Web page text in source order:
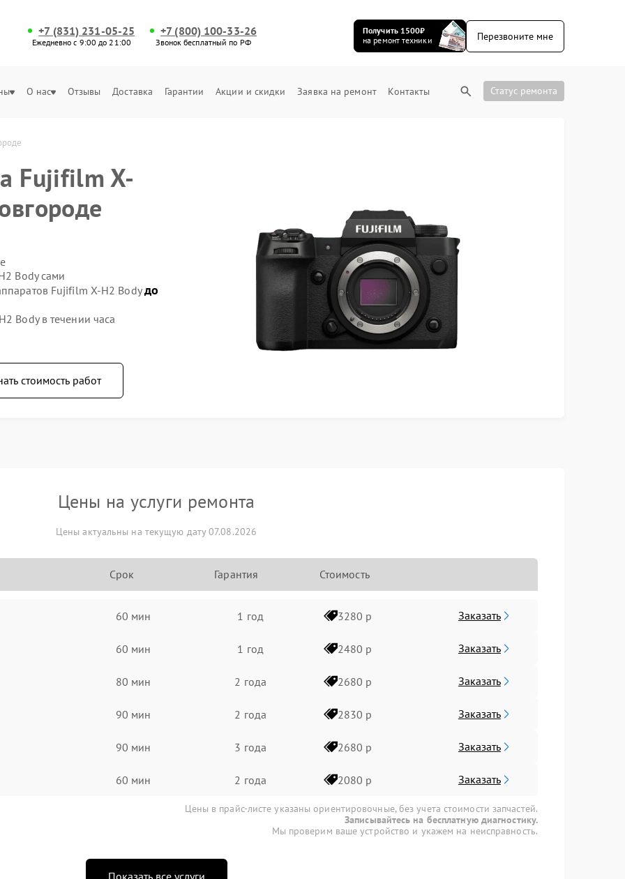
+7 (831) 231-05-25
Ежедневно с 9:00 до 21:00
+7 (800) 100-33-26
Звонок бесплатный по РФ
Получить 1500₽
на ремонт техники
Перезвоните мне
О нас Отзывы Доставка Гарантии Акции и скидки Заявка на ремонт Контакты Статус ремонта
Fujifilm X-
Body сами
Fujifilm X-H2 Bodyдо
Body в течении часа
стоимость работ
Цены на услуги ремонта
Цены актуальны на текущую дату 07.08.2026
Срок Гарантия Стоимость
60 мин 1 год 3280 р Заказать
60 мин 1 год 2480 р Заказать
80 мин 2 года 2680 р Заказать
90 мин 2 года 2830 р Заказать
90 мин 3 года 2680 р Заказать
60 мин 2 года 2080 р Заказать
Цены в прайс-листе указаны ориентировочные, без учета стоимости запчастей.
Записывайтесь на бесплатную диагностику.
Мы проверим ваше устройство и укажем на неисправность.
Показать все услуги